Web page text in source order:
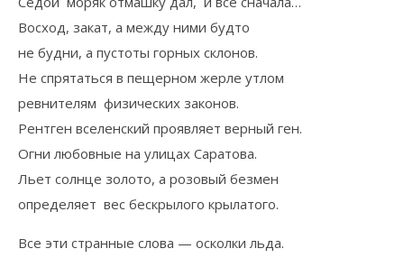
Восход, закат, а между ними будто
не будни, а пустоты горных склонов.
Не спрятаться в пещерном жерле утлом
ревнителям физических законов.
Рентген вселенский проявляет верный ген.
Огни любовные на улицах Саратова.
Льет солнце золото, а розовый безмен
определяет вес бескрылого крылатого.
Все эти странные слова — осколки льда.